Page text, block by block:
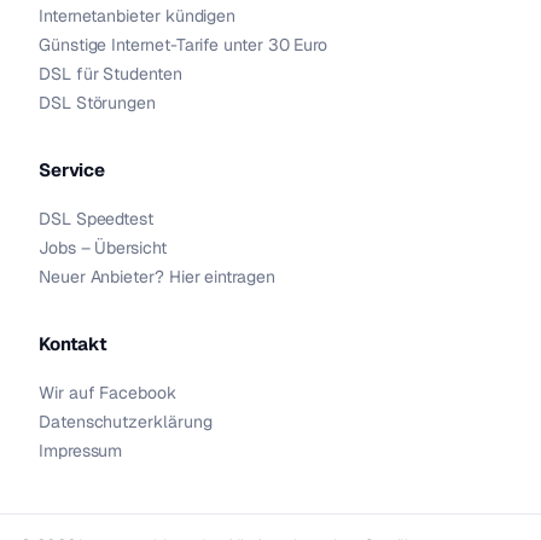
Internetanbieter kündigen
Günstige Internet-Tarife unter 30 Euro
DSL für Studenten
DSL Störungen
Service
DSL Speedtest
Jobs – Übersicht
Neuer Anbieter? Hier eintragen
Kontakt
Wir auf Facebook
Datenschutzerklärung
Impressum